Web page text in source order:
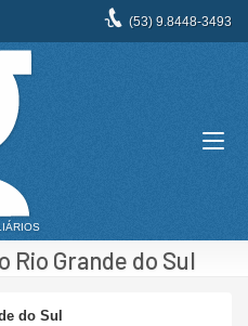
(53) 9.8448-3493
Rio Grande do Sul
do Sul